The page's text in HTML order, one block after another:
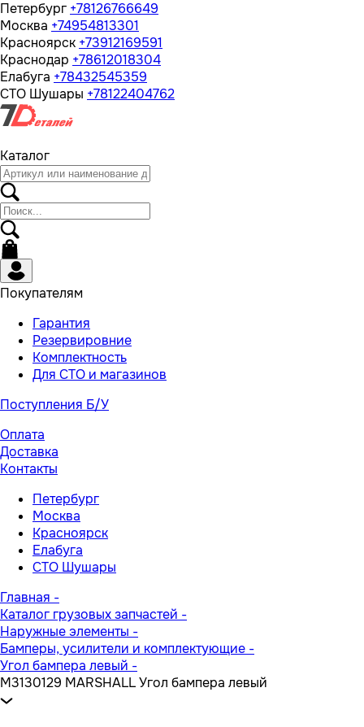
Петербург +78126766649
Москва +74954813301
Красноярск +73912169591
Краснодар +78612018304
Елабуга +78432545359
СТО Шушары +78122404762
Каталог
Покупателям
Гарантия
Резервировние
Комплектность
Для СТО и магазинов
Поступления Б/У
Оплата
Доставка
Контакты
Петербург
Москва
Красноярск
Елабуга
СТО Шушары
Главная -
Каталог грузовых запчастей -
Наружные элементы -
Бамперы, усилители и комплектующие -
Угол бампера левый -
M3130129 MARSHALL Угол бампера левый